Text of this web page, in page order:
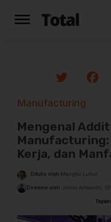
Manufacturing
Mengenal
Kerja, dan
Ditulis oleh Mangku Luhur
Direview oleh Jason Armando,